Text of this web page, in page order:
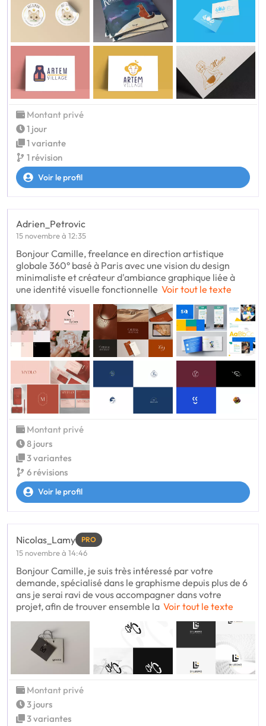
Montant privé
1 jour
1 variante
1 révision
Voir le profil
Adrien_Petrovic
15 novembre à 12:35
Bonjour Camille, freelance en direction artistique
globale 360° basé à Paris avec une vision du design
minimaliste et créateur d'ambiance graphique liée à
une identité visuelle fonctionnelle Voir tout le texte
Montant privé
8 jours
3 variantes
6 révisions
Voir le profil
Nicolas_Lamy PRO
15 novembre à 14:46
Bonjour Camille, je suis très intéressé par votre
demande, spécialisé dans le graphisme depuis plus de 6
ans je serai ravi de vous accompagner dans votre
projet, afin de trouver ensemble la Voir tout le texte
Montant privé
3 jours
3 variantes